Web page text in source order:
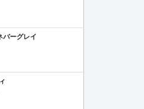
バーグレイ